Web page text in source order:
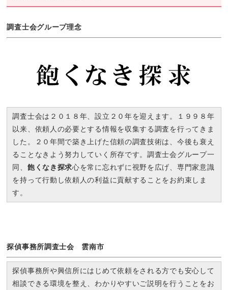
調査士会グループ理念
調査士会は２０１８年、設立２０年を迎えます。１９９８年
以来、依頼人の必要とする情報を収集する調査を行ってきま
した。２０年間で築き上げた信頼の調査技術は、今後も衰え
ることなきよう努力していく所存です。調査士会グループ一
同、 飽くなき探求心を常に忘れずに視野を広げ、専門家意識
を持って行動し依頼人の利益に貢献することをお約束しま
す。
探偵事務所調査士会 雲南市
探偵事務所や興信所にはじめて依頼をされる方でも安心して
相談できる環境を整え、わかりやすいご説明を行うことをお